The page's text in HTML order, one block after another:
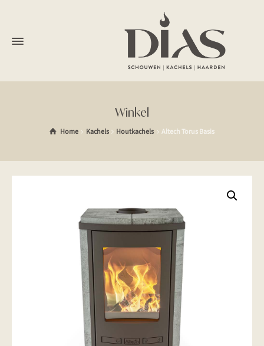
Winkel
Home Kachels Houtkachels Altech Torus Basis